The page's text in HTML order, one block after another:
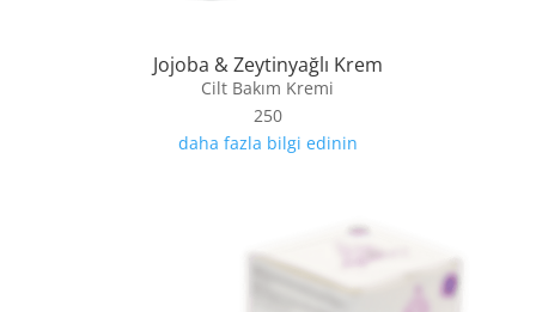
Jojoba & Zeytinyağlı Krem
Cilt Bakım Kremi
250
daha fazla bilgi edinin